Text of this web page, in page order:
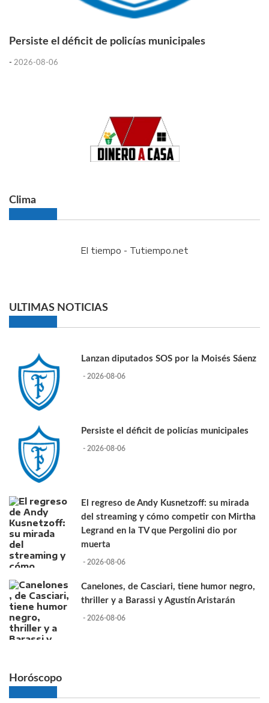
Persiste el déficit de policías municipales
- 2026-08-06
Clima
El tiempo - Tutiempo.net
ULTIMAS NOTICIAS
Lanzan diputados SOS por la Moisés Sáenz
- 2026-08-06
Persiste el déficit de policías municipales
- 2026-08-06
El regreso de Andy Kusnetzoff: su mirada
del streaming y cómo competir con Mirtha
Legrand en la TV que Pergolini dio por
muerta
- 2026-08-06
Canelones, de Casciari, tiene humor negro,
thriller y a Barassi y Agustín Aristarán
- 2026-08-06
Horóscopo